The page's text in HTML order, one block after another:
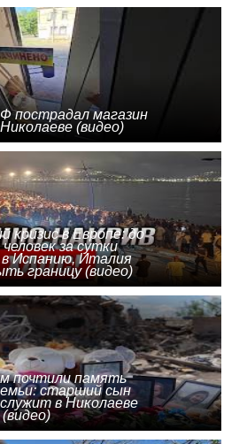
пострадал магазин
(видео)
кризис в Европе: до
за сутки
в Испанию, Италия
границу (видео)
почтили память
старший сын
в Николаеве
(видео)